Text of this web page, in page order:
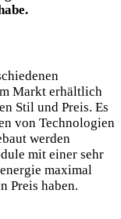
Markt erhältlich
Stil und Preis. Es
von Technologien
werden
mit einer sehr
maximal
Preis haben.